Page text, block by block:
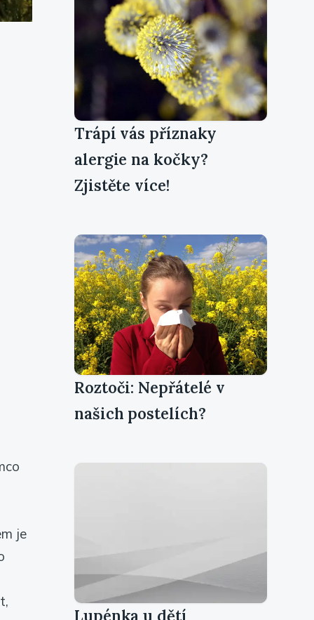
je
Trápí vás příznaky
alergie na kočky?
Zjistěte více!
Roztoči: Nepřátelé v
našich postelích?
Lupénka u dětí